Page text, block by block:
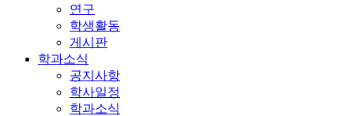
연구
학생활동
게시판
학과소식
공지사항
학사일정
학과소식